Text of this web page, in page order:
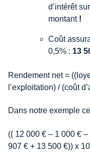
d’intérêt
montant!
Coût
0,5% : 13
Rendement net =
l’exploitation) / (coût
Dans notre exemple
(( 12 000 € – 1 000 €
907 € + 13 500 €)) x